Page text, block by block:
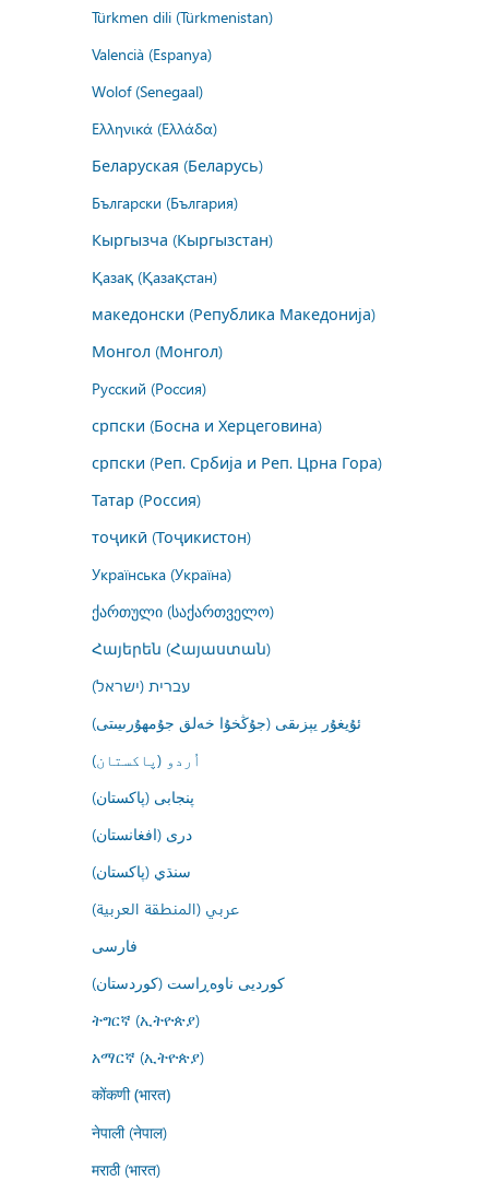
Türkmen dili (Türkmenistan)
Valencià (Espanya)
Wolof (Senegaal)
Ελληνικά (Ελλάδα)
Беларуская (Беларусь)
Български (България)
Кыргызча (Кыргызстан)
Қазақ (Қазақстан)
македонски (Република Македонија)
Монгол (Монгол)
Русский (Россия)
српски (Босна и Херцеговина)
српски (Реп. Србија и Реп. Црна Гора)
Татар (Россия)
тоҷикӣ (Тоҷикистон)
Українська (Україна)
ქართული (საქართველო)
Հայերեն (Հայաստան)
עברית (ישראל)
ئۇيغۇر يېزىقى (جۇڭخۇا خەلق جۇمھۇرىيىتى)
اُردو (پاکستان)
پنجابی (پاکستان)
درى (افغانستان)
سنڌي (پاکستان)
عربي (المنطقة العربية)
فارسى
کوردیی ناوەڕاست (کوردستان)
ትግርኛ (ኢትዮጵያ)
አማርኛ (ኢትዮጵያ)
कोंकणी (भारत)
नेपाली (नेपाल)
मराठी (भारत)